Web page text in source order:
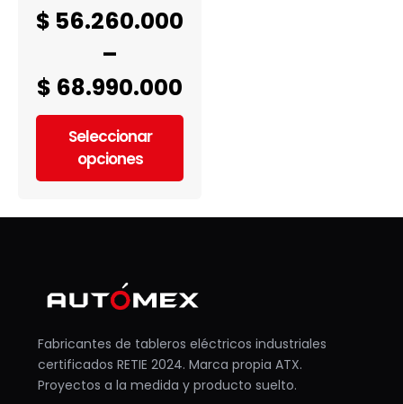
$ 56.260.000
–
$ 68.990.000
Seleccionar
opciones
Fabricantes de tableros eléctricos industriales
certificados RETIE 2024. Marca propia ATX.
Proyectos a la medida y producto suelto.